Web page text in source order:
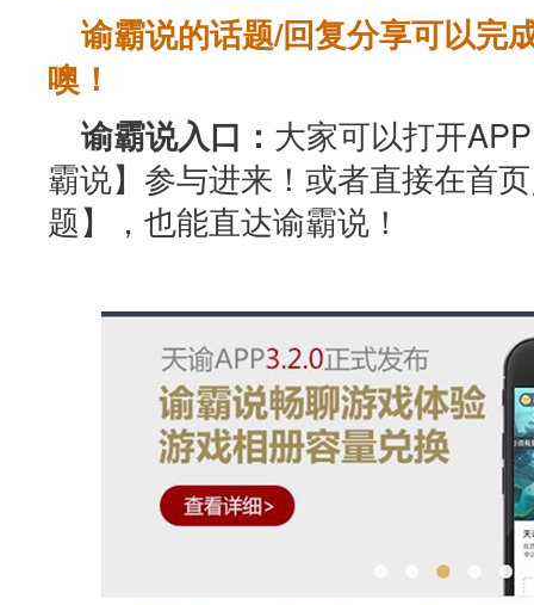
谕霸说的话题/回复分享可以完
噢！
谕霸说入口： 大家可以打开
霸说】参与进来！或者直接在首
题】，也能直达谕霸说！